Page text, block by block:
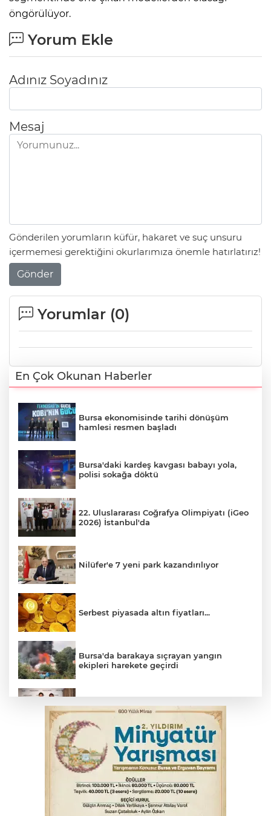
öngörülüyor.
Yorum Ekle
Adınız Soyadınız
Mesaj
Gönderilen yorumların küfür, hakaret ve suç unsuru
içermemesi gerektiğini okurlarımıza önemle hatırlatırız!
Gönder
Yorumlar (0)
En Çok Okunan Haberler
Bursa ekonomisinde tarihi dönüşüm
hamlesi resmen başladı
Bursa'daki kardeş kavgası babayı yola,
polisi sokağa döktü
22. Uluslararası Coğrafya Olimpiyatı (iGeo
2026) İstanbul'da
Nilüfer'e 7 yeni park kazandırılıyor
Serbest piyasada altın fiyatları...
Bursa'da barakaya sıçrayan yangın
ekipleri harekete geçirdi
başladı
Yargıtay’dan primle çalışanlara müjde
Bursa’da bugün hava nasıl olacak?